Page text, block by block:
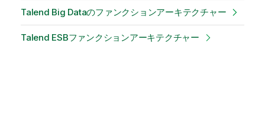
Talend Big Dataのファンクションアーキテクチャー
Talend ESBファンクションアーキテクチャー